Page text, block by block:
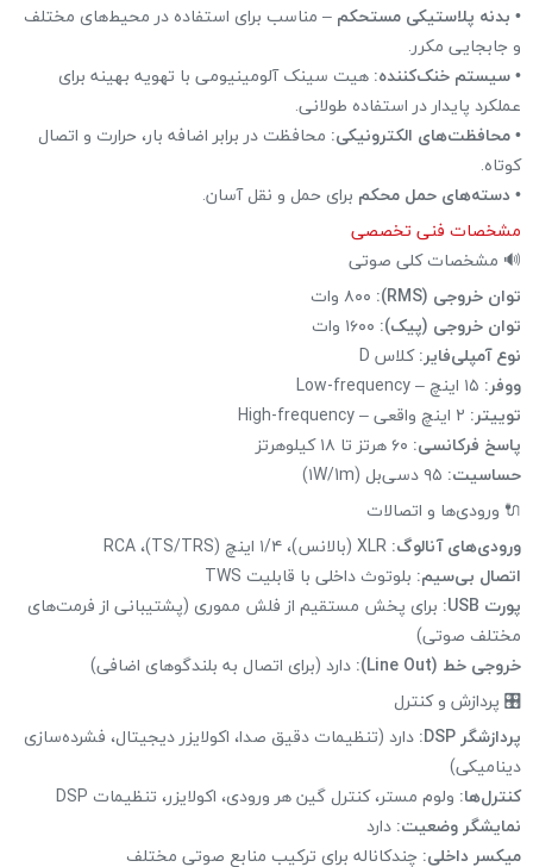
• بدنه پلاستیکی مستحکم – مناسب برای استفاده در محیط‌های مختلف
و جابجایی مکرر.
•سیستم خنک‌کننده: هیت سینک آلومینیومی با تهویه بهینه برای
عملکرد پایدار در استفاده طولانی.
•محافظت‌های الکترونیکی: محافظت در برابر اضافه بار، حرارت و اتصال
کوتاه.
• دسته‌های حمل محکم برای حمل و نقل آسان.
مشخصات فنی تخصصی
🔊 مشخصات کلی صوتی
توان خروجی (RMS):
توان خروجی (پیک):
نوع آمپلی‌فایر:کلاس D
ووفر:
توییتر:
پاسخ فرکانسی:
حساسیت:
🔌 ورودی‌ها و اتصالات
ورودی‌های آنالوگ:
اتصال بی‌سیم: بلوتوث داخلی با قابلیت TWS
پورت USB:
برای پخش مستقیم از فلش مموری (پشتیبانی از فرمت‌های
مختلف صوتی)
خروجی خط (Line Out):
دارد (برای اتصال به بلندگوهای اضافی)
🎛 پردازش و کنترل
پردازشگر DSP:
دارد (تنظیمات دقیق صدا، اکولایزر دیجیتال، فشرده‌سازی
دینامیکی)
کنترل‌ها: ولوم مستر، کنترل گین هر ورودی، اکولایزر، تنظیمات DSP
نمایشگر وضعیت: دارد
میکسر داخلی: چندکاناله برای ترکیب منابع صوتی مختلف